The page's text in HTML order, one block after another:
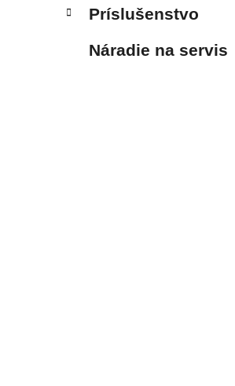
Príslušenstvo
Náradie na servis